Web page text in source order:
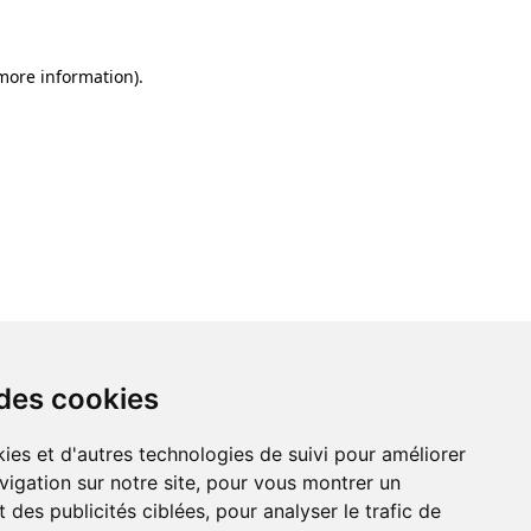
cookies
et d'autres technologies de suivi pour améliorer
sur notre site, pour vous montrer un
des publicités ciblées, pour analyser le trafic de
information).